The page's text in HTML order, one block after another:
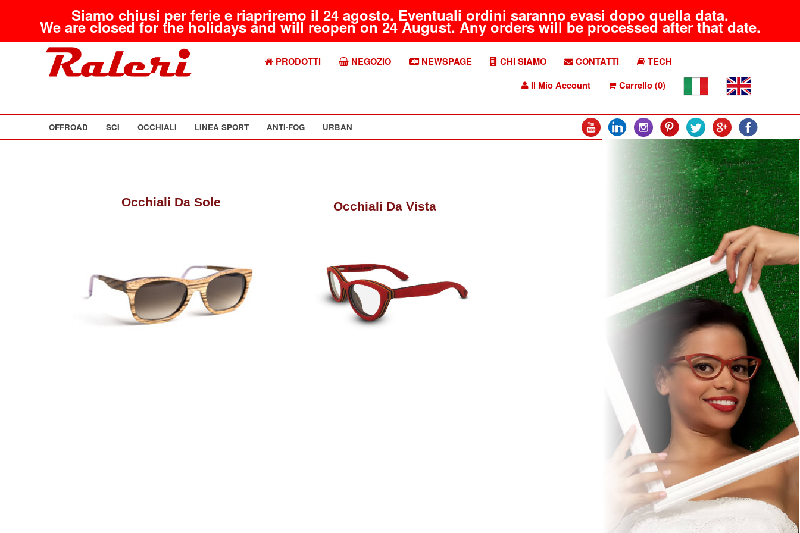
Siamo chiusi per ferie e riapriremo il 24 agosto. Eventuali ordini saranno evasi dopo quella data.
We are closed for the holidays and will reopen on 24 August. Any orders will be processed after that date.
PRODOTTI NEGOZIO NEWSPAGE CHI SIAMO CONTATTI
TECH
Il Mio Account
Carrello (0)
OFFROAD SCI OCCHIALI LINEA SPORT ANTI-FOG URBAN
Occhiali Da Sole Occhiali Da Vista